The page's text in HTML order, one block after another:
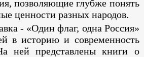
позволяющие глубже понять
ценности разных народов.
- «Один флаг, одна Россия»
в историю и современность
ней представлены книги о